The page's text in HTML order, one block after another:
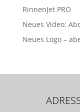
RinnenJet PRO
Neues Video:
Neues Logo –